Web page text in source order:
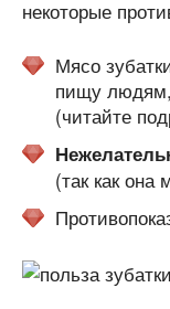
некоторые
Мясо
пищу людям,
(читайте
(так как она